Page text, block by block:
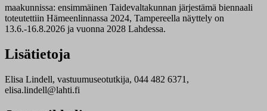
maakunnissa: ensimmäinen Taidevaltakunnan järjestämä biennaali
toteutettiin Hämeenlinnassa 2024, Tampereella näyttely on
13.6.-16.8.2026 ja vuonna 2028 Lahdessa.
Lisätietoja
Elisa Lindell, vastuumuseotutkija, 044 482 6371,
elisa.lindell@lahti.fi